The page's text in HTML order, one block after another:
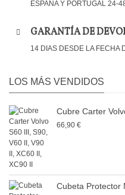
ESPAÑA Y PORTUGAL 24-
GARANTÍA DE
14 DIAS DESDE LA FECHA
LOS MÁS VENDIDOS
Cubre Carter
66,90 €
Cubeta Protector